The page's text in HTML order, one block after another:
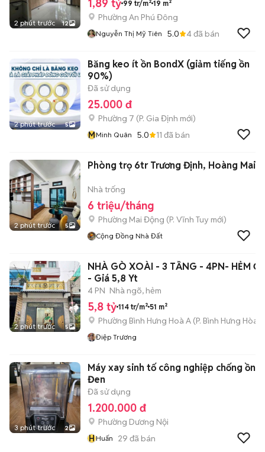
2 phút trước 12
1,89 tỷ 99 tr/m² 19 m²
Phường An Phú Đông
Nguyễn Thị Mỹ Tiên 5.0 4đã bán
2 phút trước 5
Băng keo ít ồn BondX (giảm tiếng ồn
90%)
Đã sử dụng
25.000 đ
Phường 7 (P. Gia Định mới)
MMinh Quân 5.0 11 đã bán
2 phút trước 5
Phòng trọ 6tr Trương Định, Hoàng Mai
Nhà trống
6 triệu/tháng
Phường Mai Động (P. Vĩnh Tuy mới)
Cộng Đồng Nhà Đất
2 phút trước 5
NHÀ GÒ XOÀI - 3 TẦNG - 4PN- HẺM Ỏ Tô
- Giá 5,8 Yt
4 PN Nhà ngõ, hẻm
5,8 tỷ 114 tr/m² 51 m²
Phường Bình Hưng Hoà A (P. Bình Hưng Hòa
Điệp Trương
3 phút trước 2
Máy xay sinh tố công nghiệp chống ồn
Đen
Đã sử dụng
1.200.000 đ
Phường Dương Nội
HHuấn 29 đã bán